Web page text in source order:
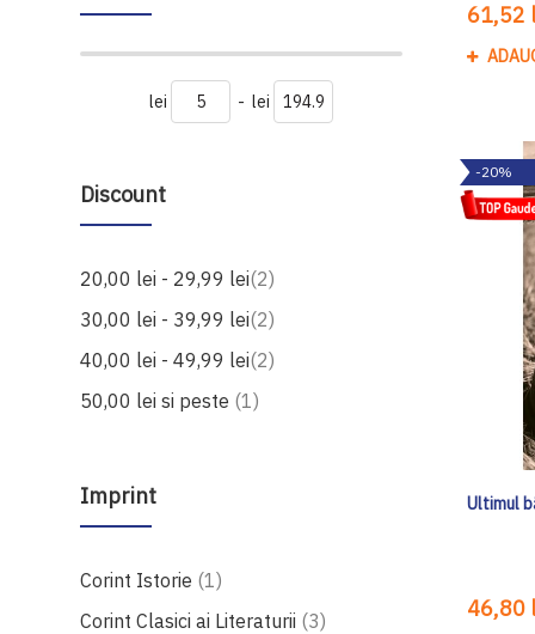
lei - lei
Discount
20,00 lei - 29,99 lei 2produse
30,00 lei - 39,99 lei 2produse
40,00 lei -49,99 lei 2produse
50,00 lei si peste 1produs
Imprint
Corint Istorie 1produs
Corint Clasici ai Literaturii 3produse
61,52
-20%
Ultimul
46,80